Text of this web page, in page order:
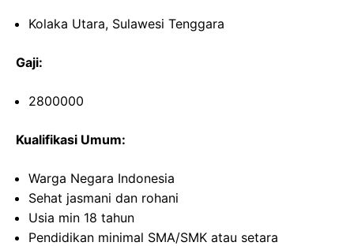
Kolaka Utara, Sulawesi Tenggara
Gaji:
2800000
Kualifikasi Umum:
Warga Negara Indonesia
Sehat jasmani dan rohani
Usia min 18 tahun
Pendidikan minimal SMA/SMK atau setara